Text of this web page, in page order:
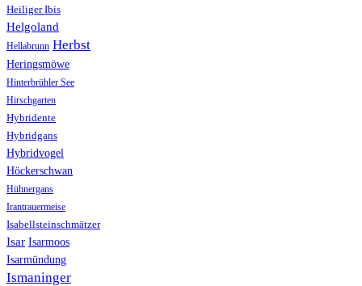
Heiliger Ibis
Helgoland
Hellabrunn Herbst
Heringsmöwe
Hinterbrühler See
Hirschgarten
Hybridente
Hybridgans
Hybridvogel
Höckerschwan
Hühnergans
Irantrauermeise
Isabellsteinschmätzer
Isar Isarmoos
Isarmündung
Ismaninger